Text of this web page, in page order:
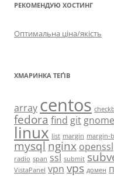
РЕКОМЕНДУЮ ХОСТИНГ
Оптимальна ціна/якість
ХМАРИНКА ТЕҐІВ
array centos
fedora find git gnome
linux list margin margin-
mysqlnginx openssl
radio span ssl submit
VistaPanel vpn vps домен